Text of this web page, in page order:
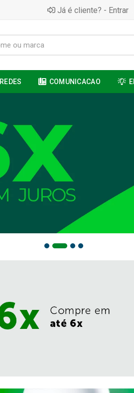
Já é cliente? - Entrar
REDES COMUNICACAO